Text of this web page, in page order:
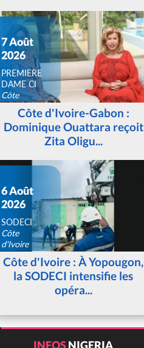
7 Août
2026
PREMIERE
DAME CI
Côte
d'IvoireCôte d'Ivoire-Gabon :
Dominique Ouattara reçoit
Zita Oligu...
6 Août
2026
SODECI
Côte
d'Ivoire
Côte d'Ivoire : À Yopougon,
la SODECI intensifie les
opéra...
INFOSNIGERIA